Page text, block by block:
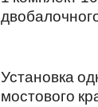
Установка
мостового